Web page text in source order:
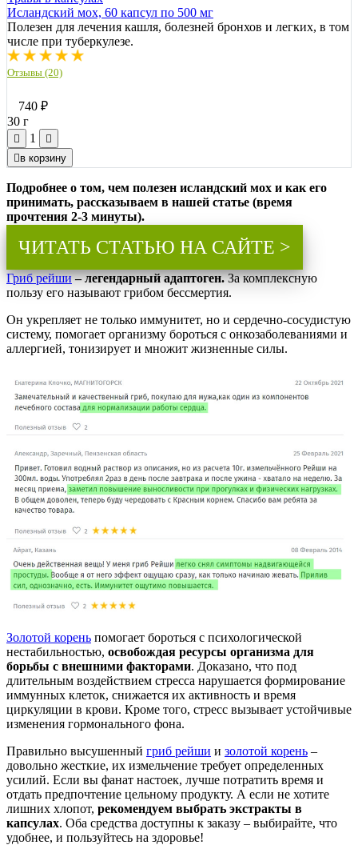
Исландский мох, 60 капсул по 500 мг
Полезен для лечения кашля, болезней бронхов и легких, в том
числе при туберкулезе.
Отзывы (20)
740 ₽
30 г
1
в корзину
Подробнее о том, чем полезен исландский мох и как его
принимать, рассказываем в нашей статье (время
прочтения 2-3 минуты).
ЧИТАТЬ СТАТЬЮ НА САЙТЕ >
Гриб рейши – легендарный адаптоген.За комплексную
пользу его называют грибом бессмертия.
Он укрепляет не только иммунитет, но и сердечно-сосудистую
систему, помогает организму бороться с онкозаболеваниями и
аллергией, тонизирует и множит жизненные силы.
Золотой корень помогает бороться с психологической
нестабильностью, освобождая ресурсы организма для
борьбы с внешними факторами. Доказано, что под
длительным воздействием стресса нарушается формирование
иммунных клеток, снижается их активность и время
циркуляции в крови. Кроме того, стресс вызывает устойчивые
изменения гормонального фона.
Правильно высушенный гриб рейши и золотой корень –
довольно жесткие, их измельчение требует определенных
усилий. Если вы фанат настоек, лучше потратить время и
отдать предпочтение цельному продукту. А если не хотите
лишних хлопот, рекомендуем выбрать экстракты в
капсулах. Оба средства доступны к заказу – выбирайте, что
удобнее, и пользуйтесь на здоровье!